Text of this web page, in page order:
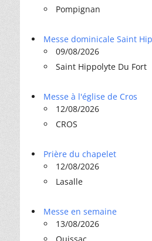
Pompignan
Messe dominicale Saint
09/08/2026
Saint Hippolyte Du Fort
Messe à l'église de Cros
12/08/2026
CROS
Prière du chapelet
12/08/2026
Lasalle
Messe en semaine
13/08/2026